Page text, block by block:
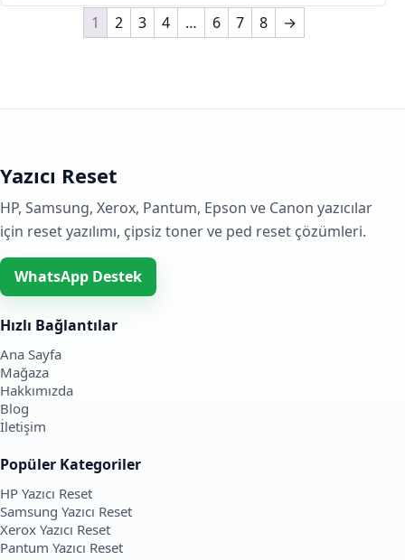
1 2 3 4 … 6 7 8 →
Yazıcı Reset
HP, Samsung, Xerox, Pantum, Epson ve Canon yazıcılar
için reset yazılımı, çipsiz toner ve ped reset çözümleri.
WhatsApp Destek
Hızlı Bağlantılar
Ana Sayfa
Mağaza
Hakkımızda
Blog
İletişim
Popüler Kategoriler
HP Yazıcı Reset
Samsung Yazıcı Reset
Xerox Yazıcı Reset
Pantum Yazıcı Reset